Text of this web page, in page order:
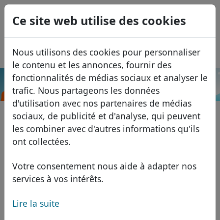
Ce site web utilise des cookies
Nous utilisons des cookies pour personnaliser
le contenu et les annonces, fournir des
fonctionnalités de médias sociaux et analyser le
trafic. Nous partageons les données
d'utilisation avec nos partenaires de médias
sociaux, de publicité et d'analyse, qui peuvent
les combiner avec d'autres informations qu'ils
ont collectées.
Votre consentement nous aide à adapter nos
services à vos intérêts.
Lire la suite
Domaines
Base de données de domaines
Domaines africains
Domaines européens
Domaines nord-américains
Liste des prix
Transférer
Recherche
ID Protect
WHOIS
FAQ
Blog
USD
EUR
GBP
Español
Italiano
Português
Română
Eesti
.university Recherche